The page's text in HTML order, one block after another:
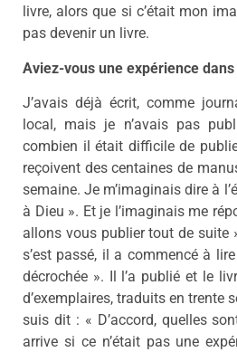
livre, alors que si c’était mon
pas devenir un livre.
Aviez-vous une expérience dans
J’avais déjà écrit, comme
local, mais je n’avais pas
combien il était difficile de
reçoivent des centaines de
semaine. Je m’imaginais dire à
à Dieu ». Et je l’imaginais me
allons vous publier tout de suite
s’est passé, il a commencé à
décrochée ». Il l’a publié et le
d’exemplaires, traduits en trente
suis dit : « D’accord, quelles
arrive si ce n’était pas une